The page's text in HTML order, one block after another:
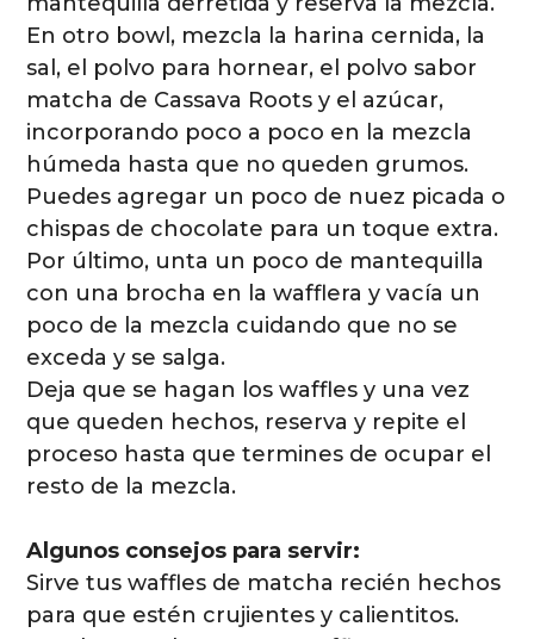
En otro bowl, mezcla la harina cernida, la
sal, el polvo para hornear, el polvo sabor
matcha de Cassava Roots y el azúcar,
incorporando poco a poco en la mezcla
húmeda hasta que no queden grumos.
Puedes agregar un poco de nuez picada o
chispas de chocolate para un toque extra.
Por último, unta un poco de mantequilla
con una brocha en la wafflera y vacía un
poco de la mezcla cuidando que no se
exceda y se salga.
Deja que se hagan los waffles y una vez
que queden hechos, reserva y repite el
proceso hasta que termines de ocupar el
resto de la mezcla.
Algunos consejos para servir:
Sirve tus waffles de matcha recién hechos
para que estén crujientes y calientitos.